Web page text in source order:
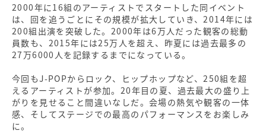
2000年に16組のアーティストでスタートした同イベント
は、回を追うごとにその規模が拡大していき、2014年には
200組出演を突破した。2000年は6万人だった観客の総動
員数も、2015年には25万人を超え、昨夏には過去最多の
27万6000人を記録するまでになっている。
今回もJ-POPからロック、ヒップホップなど、250組を超
えるアーティストが参加。20年目の夏、過去最大の盛り上
がりを見せること間違いなしだ。会場の熱気や観客の一体
感、そしてステージでの最高のパフォーマンスをお楽しみ
に。